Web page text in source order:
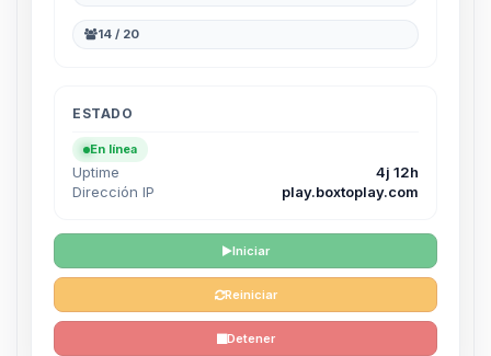
14 / 20
ESTADO
En línea
Uptime
4j 12h
Dirección IP
play.boxtoplay.com
Iniciar
Reiniciar
Detener